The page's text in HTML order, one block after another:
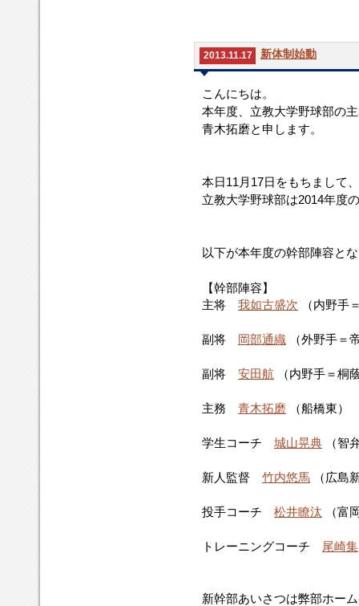
2013.11.17 新体制始動
こんにちは。
本年度、立教大学野球部の
青木拓磨と申します。
本日11月17日をもちまして、
立教大学野球部は2014年度
以下が本年度の幹部陣容と
【幹部陣容】
主将 我如古盛次 （内野手
副将 岡部通織 （外野手＝
副将 安田航 （内野手＝桐
主務 青木拓磨 （船橋東）
学生コーチ 城山晃典 （智
新人監督 竹内悠馬 （広島
投手コーチ 松井瞭汰 （富
トレーニングコーチ 尾崎集
新幹部あいさつは弊部ホー